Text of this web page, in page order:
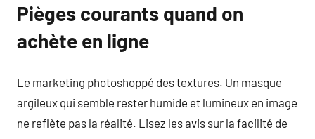
Pièges courants quand on
achète en ligne
Le marketing photoshoppé des textures. Un masque
argileux qui semble rester humide et lumineux en image
ne reflète pas la réalité. Lisez les avis sur la facilité de